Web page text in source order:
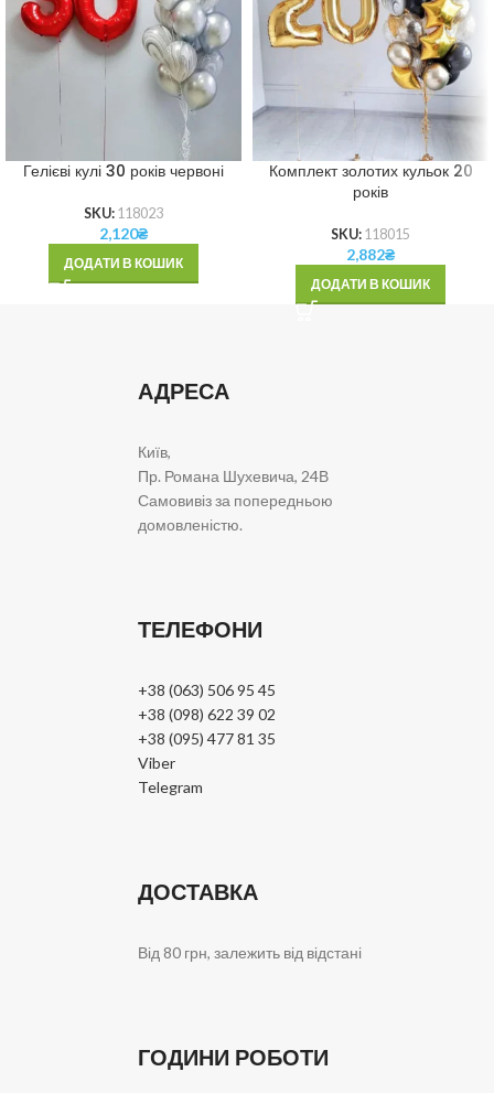
Гелієві кулі 30 років червоні
SKU: 118023
2,120₴
ДОДАТИ В КОШИК
Комплект золотих кульок 20
років
SKU: 118015
2,882₴
ДОДАТИ В КОШИК
АДРЕСА
Київ,
Пр. Романа Шухевича, 24В
Самовивіз за попередньою
домовленістю.
ТЕЛЕФОНИ
+38 (063) 506 95 45
+38 (098) 622 39 02
+38 (095) 477 81 35
Viber
Telegram
ДОСТАВКА
Від 80 грн, залежить від відстані
ГОДИНИ РОБОТИ